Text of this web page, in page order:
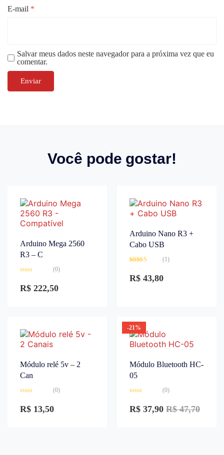
E-mail *
Salvar meus dados neste navegador para a próxima vez que eu
comentar.
Você pode gostar!
Arduino Mega 2560
R3 – C
0
de
(0)
R$ 222,50
Arduino Nano R3 +
Cabo USB
3.00 de
5
(1)
R$ 43,80
Módulo relé 5v – 2
Can
0
de
(0)
R$ 13,50
-21%
Módulo Bluetooth HC-
05
0
de
(0)
R$47,70
R$ 37,90